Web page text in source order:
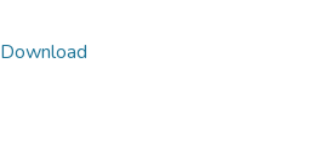
Download